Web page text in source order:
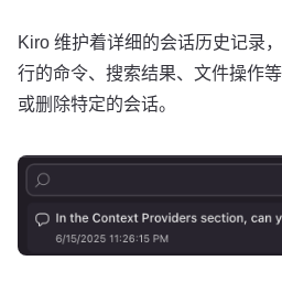
Kiro 维护着详细的会话历史记录
行的命令、搜索结果、文件操作
或删除特定的会话。